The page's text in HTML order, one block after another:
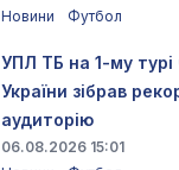
Новини
Футбол
УПЛ ТБ на 1-му турі
України зібрав
аудиторію
06.08.2026 15:01